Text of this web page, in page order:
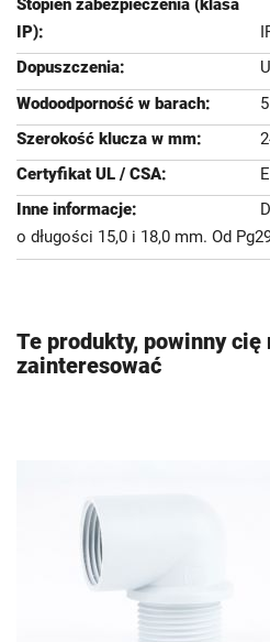
5
o długości 15,0 i 18,0 mm. Od
Te produkty, powinny cię
zainteresować